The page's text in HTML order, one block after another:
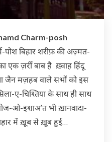
Charm-posh
पोश बिहार शरीफ़ की अज़्मत-
एक ज़र्रीं बाब है ख़्वाह हिंदू
या जैन मज़हब वाले सभों को इस
ए-चिश्तिया के साथ ही साथ
ओ-इशाअ’त भी ख़ानवादा-
में ख़ूब से ख़ूब हुई…